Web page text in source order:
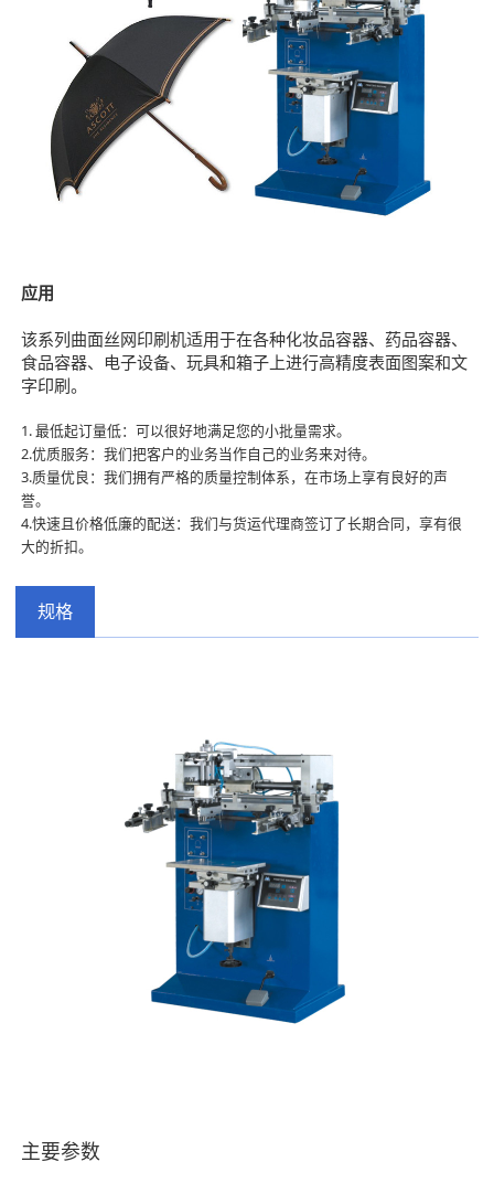
应用
该系列曲面丝网印刷机适用于在各种化妆品容器、药品容器、
食品容器、电子设备、玩具和箱子上进行高精度表面图案和文
字印刷。
1. 最低起订量低：可以很好地满足您的小批量需求。
2.优质服务：我们把客户的业务当作自己的业务来对待。
3.质量优良：我们拥有严格的质量控制体系，在市场上享有良好的声
誉。
4.快速且价格低廉的配送：我们与货运代理商签订了长期合同，享有很
大的折扣。
规格
主要参数